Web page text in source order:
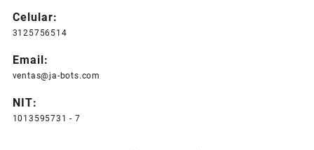
Celular:
3125756514
Email:
ventas@ja-bots.com
NIT:
1013595731 - 7